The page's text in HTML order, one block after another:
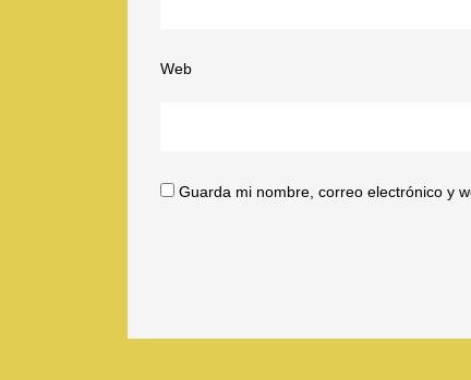
Web
Guarda mi nombre, correo electrónico y